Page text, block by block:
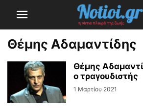
Θέμης Αδαμαντίδης
Θέμης
ο τραγουδιστής
1 Μαρτίου 2021